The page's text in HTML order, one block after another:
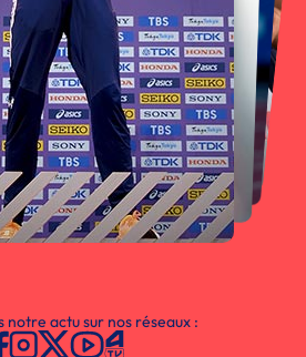
notre actu sur nos réseaux :